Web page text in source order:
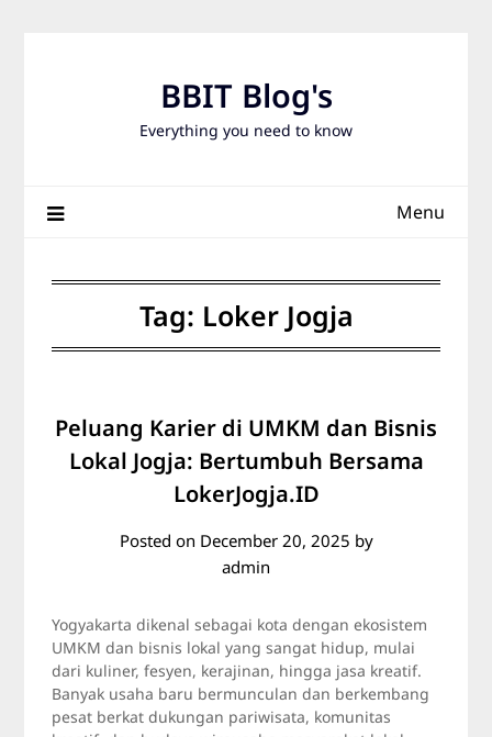
BBIT Blog's
Everything you need to know
Menu
Tag: Loker Jogja
Peluang Karier di UMKM dan Bisnis
Lokal Jogja: Bertumbuh Bersama
LokerJogja.ID
Posted on December 20, 2025 by
admin
Yogyakarta dikenal sebagai kota dengan ekosistem
UMKM dan bisnis lokal yang sangat hidup, mulai
dari kuliner, fesyen, kerajinan, hingga jasa kreatif.
Banyak usaha baru bermunculan dan berkembang
pesat berkat dukungan pariwisata, komunitas